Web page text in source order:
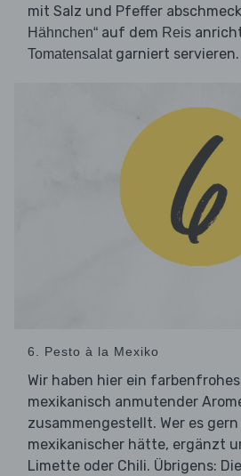
mit Salz und Pfeffer
Hähnchen“ auf dem Reis
Tomatensalatgarniert servieren.
6. Pesto à la Mexiko
Wir haben hier ein
mexikanisch anmutender
zusammengestellt. Wer es
mexikanischer hätte, ergänzt
Limette oder Chili. Übrigens: